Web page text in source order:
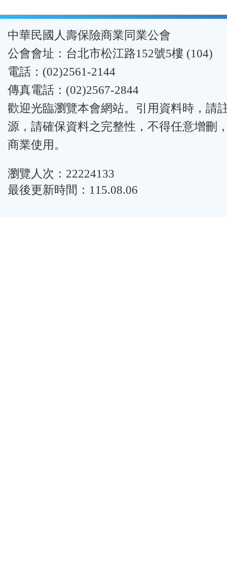
:::中華民國人壽保險商業同業公會
公會會址：台北市松江路152號5樓 (104)
電話：(02)2561-2144
傳真電話：(02)2567-2844
歡迎光臨瀏覽本會網站。引用資料時，請
源，請確保資料之完整性，不得任意增刪
商業使用。
瀏覽人次：22224133
最後更新時間：115.08.06